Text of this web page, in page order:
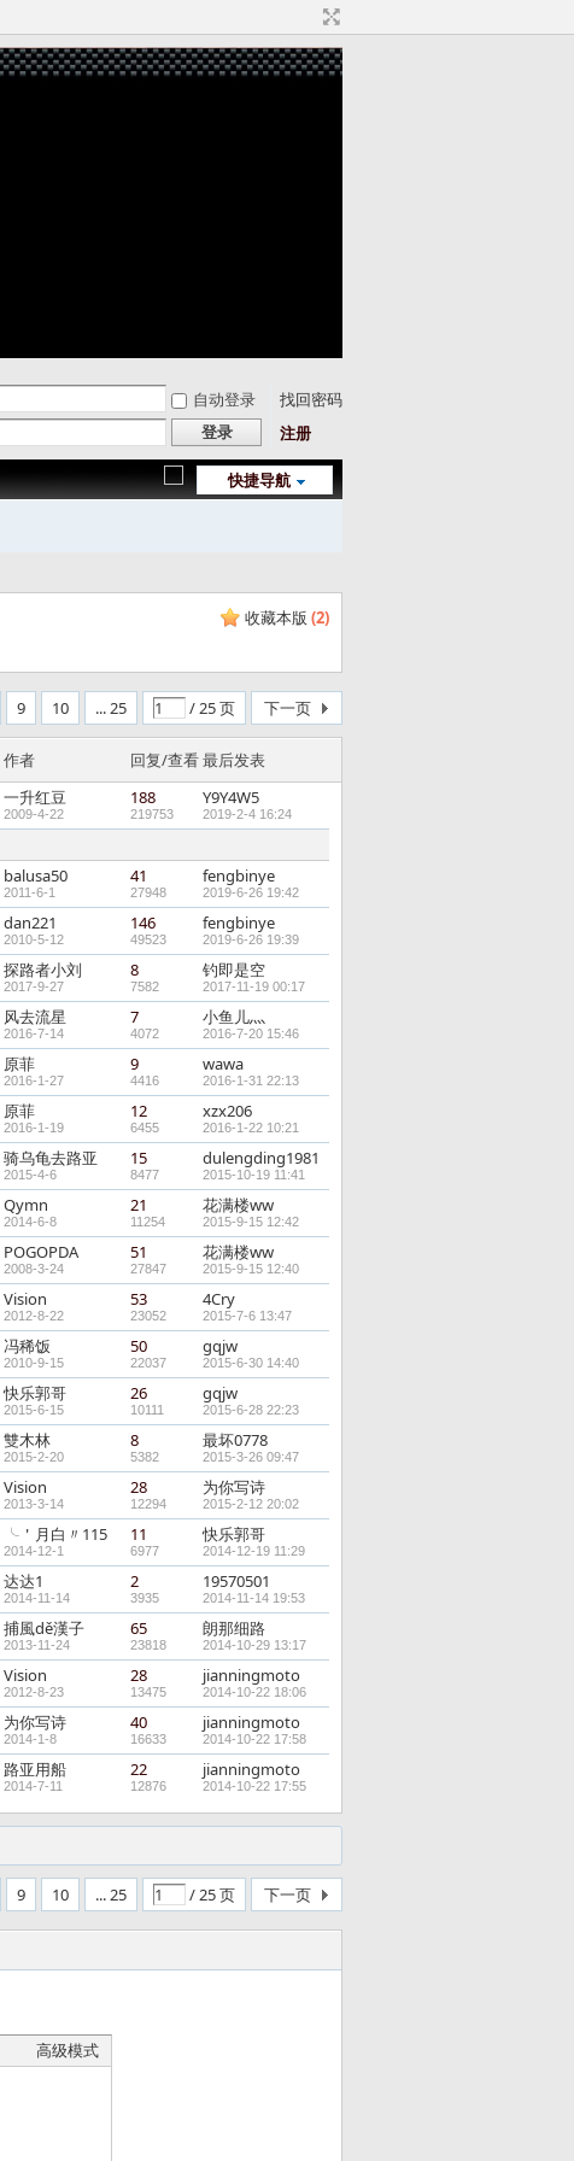
自动登录
找回密码
登录 注册
快捷导航
收藏本版 (2)
9 10 ... 25 / 25 页 下一页
作者 回复/查看最后发表
一升红豆
2009-4-22
188
219753
Y9Y4W5
2019-2-4 16:24
balusa50
2011-6-1
41
27948
fengbinye
2019-6-26 19:42
dan221
2010-5-12
146
49523
fengbinye
2019-6-26 19:39
探路者小刘
2017-9-27
8
7582
钓即是空
2017-11-19 00:17
风去流星
2016-7-14
7
4072
小鱼儿灬
2016-7-20 15:46
原菲
2016-1-27
9
4416
wawa
2016-1-31 22:13
原菲
2016-1-19
12
6455
xzx206
2016-1-22 10:21
骑乌龟去路亚
2015-4-6
15
8477
dulengding1981
2015-10-19 11:41
Qymn
2014-6-8
21
11254
花满楼ww
2015-9-15 12:42
POGOPDA
2008-3-24
51
27847
花满楼ww
2015-9-15 12:40
Vision
2012-8-22
53
23052
4Cry
2015-7-6 13:47
冯稀饭
2010-9-15
50
22037
gqjw
2015-6-30 14:40
快乐郭哥
2015-6-15
26
10111
gqjw
2015-6-28 22:23
雙木林
2015-2-20
8
5382
最坏0778
2015-3-26 09:47
Vision
2013-3-14
28
12294
为你写诗
2015-2-12 20:02
╰＇月白〃115
2014-12-1
11
6977
快乐郭哥
2014-12-19 11:29
达达1
2014-11-14
2
3935
19570501
2014-11-14 19:53
捕風dě漢子
2013-11-24
65
23818
朗那细路
2014-10-29 13:17
Vision
2012-8-23
28
13475
jianningmoto
2014-10-22 18:06
为你写诗
2014-1-8
40
16633
jianningmoto
2014-10-22 17:58
路亚用船
2014-7-11
22
12876
jianningmoto
2014-10-22 17:55
9 10 ... 25 / 25 页 下一页
高级模式